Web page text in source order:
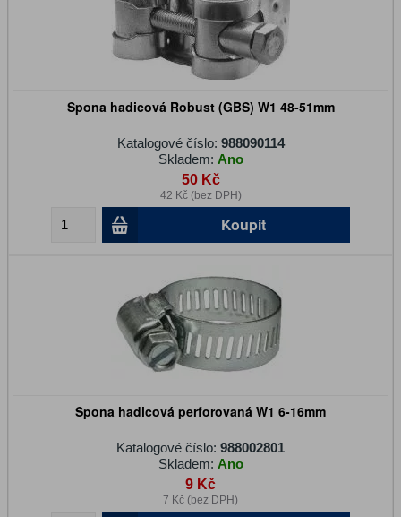
Spona hadicová Robust (GBS) W1 48-51mm
Katalogové číslo: 988090114
Skladem: Ano
50 Kč
42 Kč (bez DPH)
Koupit
Spona hadicová perforovaná W1 6-16mm
Katalogové číslo: 988002801
Skladem: Ano
9 Kč
7 Kč (bez DPH)